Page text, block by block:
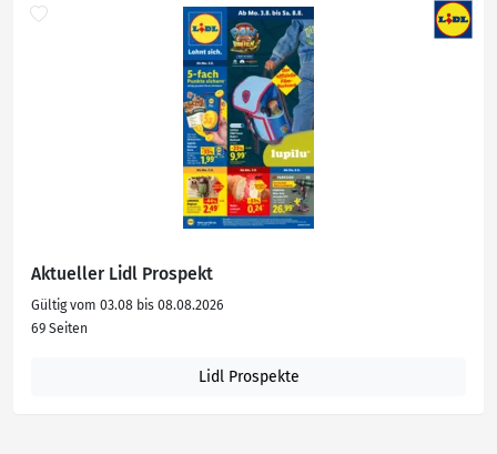
Aktueller Lidl Prospekt
Gültig vom 03.08 bis 08.08.2026
69 Seiten
Lidl Prospekte